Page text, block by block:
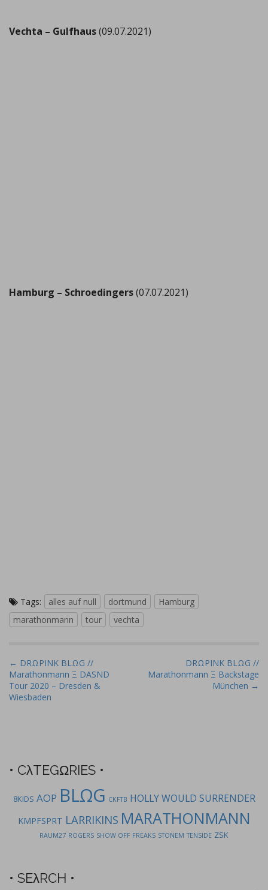
Vechta – Gulfhaus(09.07.2021)
Hamburg – Schroedingers(07.07.2021)
Tags: alles auf null dortmund
Hamburg
marathonmann
tour vechta
P
o
s
i
a
← DRΩPINK BLΩG //
Marathonmann Ξ DASND
Tour 2020 – Dresden &
Wiesbaden
DRΩPINK BLΩG //
Marathonmann Ξ Backstage
München →
• CλTEGΩRIES •
8KIDS AOP BLΩG CKFTB HOLLY WOULD SURRENDER
KMPFSPRT LARRIKINS MARATHONMANN
RAUM27 ROGERS SHOW OFF FREAKS STONEM TENSIDE ZSK
• SEλRCH •